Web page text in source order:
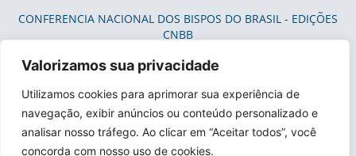
Valorizamos sua privacidade
Utilizamos cookies para aprimorar sua experiência de
navegação, exibir anúncios ou conteúdo personalizado e
analisar nosso tráfego. Ao clicar em “Aceitar todos”, você
concorda com nosso uso de cookies.
CONFERENCIA NACIONAL DOS BISPOS DO BRASIL - EDIÇÕES
CNBB
SAAN Quadra 3 Lote 590/600 Zona Industrial
Eventuais promoções, descontos e prazos de pagamento
expostos aqui são válidos apenas para compras via internet.
As fotos, os textos e o layout aqui veiculados são de